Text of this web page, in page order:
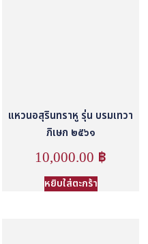
แหวนอสุรินทราหู รุ่น บรมเทวา
ภิเษก ๒๕๖๑
10,000.00 ฿
หยิบใส่ตะกร้า